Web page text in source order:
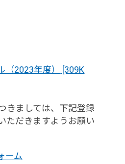
2023年度）
[309K
きましては、下記登録
ただきますようお願い
ーム